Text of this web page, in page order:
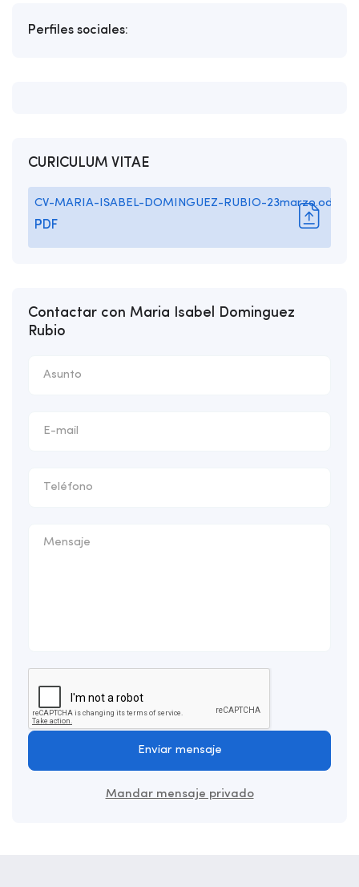
Perfiles sociales:
CURICULUM VITAE
CV-MARIA-ISABEL-DOMINGUEZ-RUBIO-23marzo.odt
PDF
Contactar con Maria Isabel Dominguez
Rubio
Enviar mensaje
Mandar mensaje privado